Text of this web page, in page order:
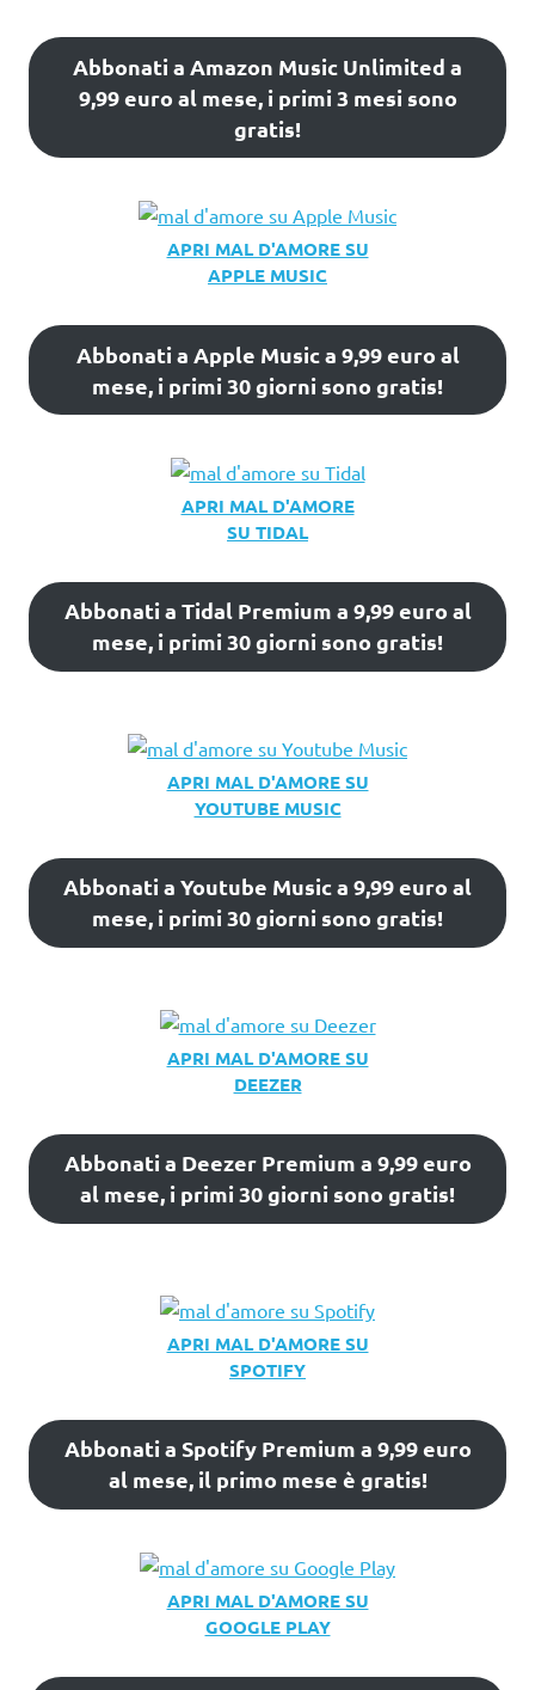
Abbonati a Amazon Music Unlimited a
9,99 euro al mese, i primi 3 mesi sono
gratis!
APRI MAL D'AMORE SU
APPLE MUSIC
Abbonati a Apple Music a 9,99 euro al
mese, i primi 30 giorni sono gratis!
APRI MAL D'AMORE
SU TIDAL
Abbonati a Tidal Premium a 9,99 euro al
mese, i primi 30 giorni sono gratis!
APRI MAL D'AMORE SU
YOUTUBE MUSIC
Abbonati a Youtube Music a 9,99 euro al
mese, i primi 30 giorni sono gratis!
APRI MAL D'AMORE SU
DEEZER
Abbonati a Deezer Premium a 9,99 euro
al mese, i primi 30 giorni sono gratis!
APRI MAL D'AMORE SU
SPOTIFY
Abbonati a Spotify Premium a 9,99 euro
al mese, il primo mese è gratis!
APRI MAL D'AMORE SU
GOOGLE PLAY